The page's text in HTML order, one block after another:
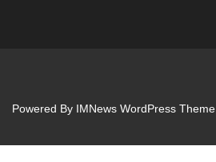
Powered By IMNews WordPress Theme